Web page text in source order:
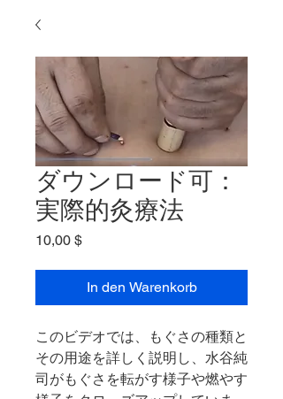
ダウンロード可：
実際的灸療法
10,00 $Preis
In den Warenkorb
このビデオでは、もぐさの種類と
その用途を詳しく説明し、水谷純
司がもぐさを転がす様子や燃やす